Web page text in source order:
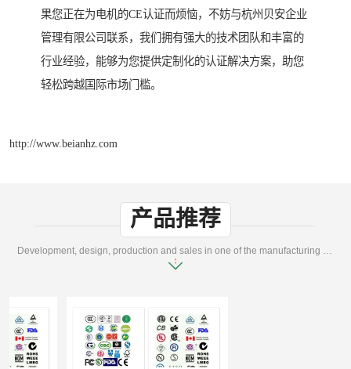
果您正在为电机的CE认证而烦恼，不妨与杭州贝安企业
管理有限公司联系，我们拥有强大的技术团队和丰富的
行业经验，能够为您提供定制化的认证解决方案，助您
轻松跨越国际市场门槛。
http://www.beianhz.com
产品推荐